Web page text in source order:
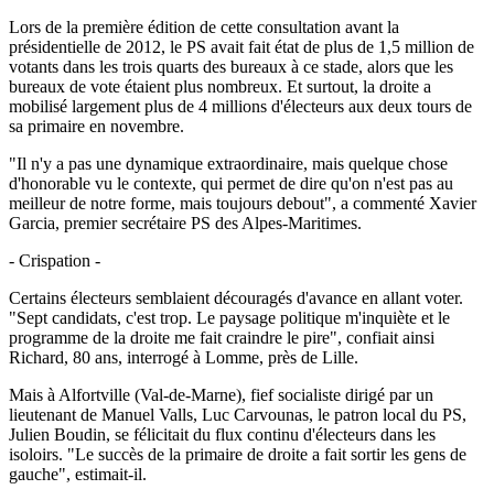
Lors de la première édition de cette consultation avant la
présidentielle de 2012, le PS avait fait état de plus de 1,5 million de
votants dans les trois quarts des bureaux à ce stade, alors que les
bureaux de vote étaient plus nombreux. Et surtout, la droite a
mobilisé largement plus de 4 millions d'électeurs aux deux tours de
sa primaire en novembre.
"Il n'y a pas une dynamique extraordinaire, mais quelque chose
d'honorable vu le contexte, qui permet de dire qu'on n'est pas au
meilleur de notre forme, mais toujours debout", a commenté Xavier
Garcia, premier secrétaire PS des Alpes-Maritimes.
- Crispation -
Certains électeurs semblaient découragés d'avance en allant voter.
"Sept candidats, c'est trop. Le paysage politique m'inquiète et le
programme de la droite me fait craindre le pire", confiait ainsi
Richard, 80 ans, interrogé à Lomme, près de Lille.
Mais à Alfortville (Val-de-Marne), fief socialiste dirigé par un
lieutenant de Manuel Valls, Luc Carvounas, le patron local du PS,
Julien Boudin, se félicitait du flux continu d'électeurs dans les
isoloirs. "Le succès de la primaire de droite a fait sortir les gens de
gauche", estimait-il.